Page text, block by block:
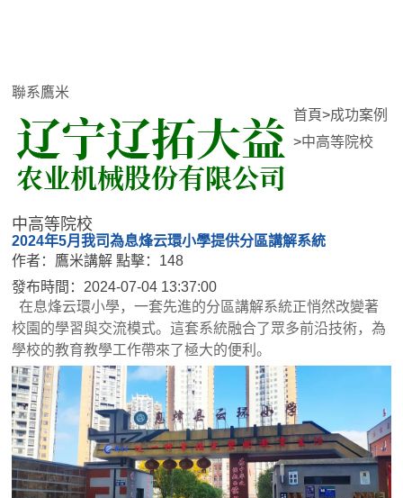
聯系鷹米
首頁>成功案例
>中高等院校
中高等院校
2024年5月我司為息烽云環小學提供分區講解系統
作者：鷹米講解 點擊：148
發布時間：2024-07-04 13:37:00
在息烽云環小學，一套先進的分區講解系統正悄然改變著
校園的學習與交流模式。這套系統融合了眾多前沿技術，為
學校的教育教學工作帶來了極大的便利。